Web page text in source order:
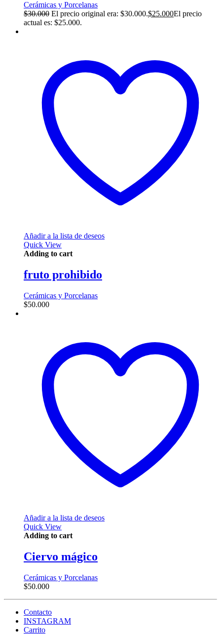
Cerámicas y Porcelanas
$30.000 El precio original era: $30.000.$25.000El precio
actual es: $25.000.
Añadir a la lista de deseos
Quick View
Adding to cart
fruto prohibido
Cerámicas y Porcelanas
$50.000
Añadir a la lista de deseos
Quick View
Adding to cart
Ciervo mágico
Cerámicas y Porcelanas
$50.000
Contacto
INSTAGRAM
Carrito